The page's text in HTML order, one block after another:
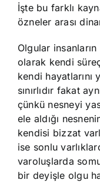
İşte bu farklı
özneler arası
Olgular
olarak kendi
kendi hayatlarını
sınırlıdır fakat
çünkü nesneyi
ele aldığı
kendisi bizzat
ise sonlu
varoluşlarda
bir deyişle olgu